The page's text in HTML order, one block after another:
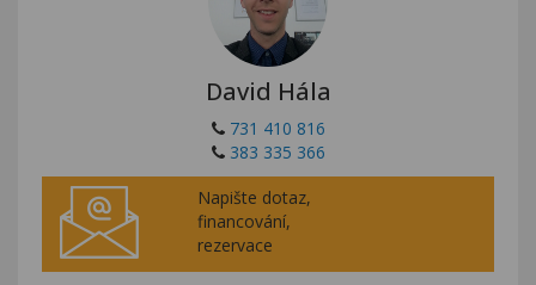
David Hála
731 410 816
383 335 366
Napište dotaz,
financování,
rezervace